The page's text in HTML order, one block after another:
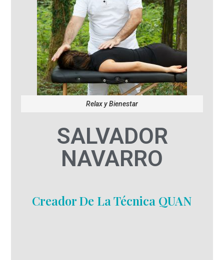
Relax y Bienestar
SALVADOR
NAVARRO
Creador De La Técnica QUAN